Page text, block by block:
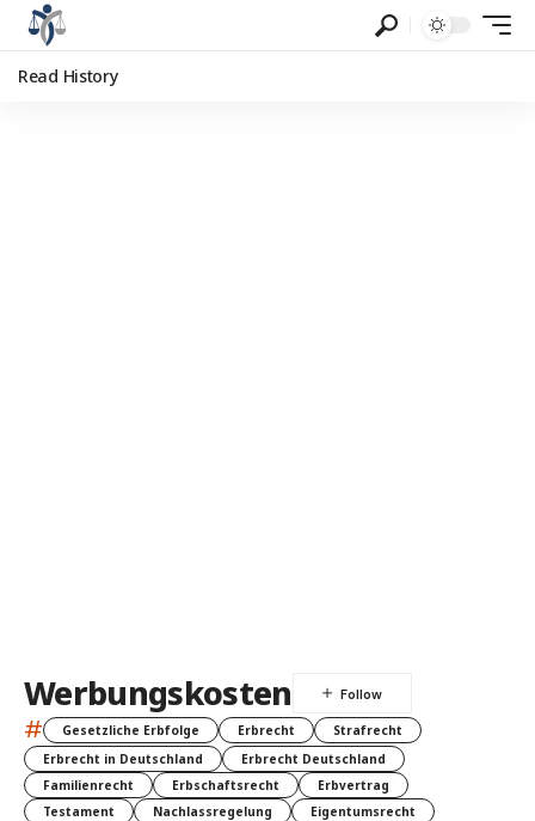
Read History
Werbungskosten
# Gesetzliche Erbfolge Erbrecht
Strafrecht
Erbrecht in Deutschland
Erbrecht Deutschland
Familienrecht
Erbschaftsrecht
Erbvertrag
Testament
Nachlassregelung
Eigentumsrecht